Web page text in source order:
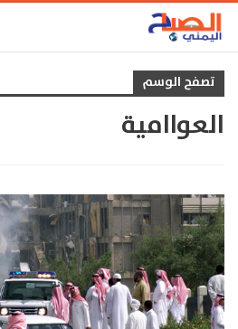
تصفح الوسم
العواامية